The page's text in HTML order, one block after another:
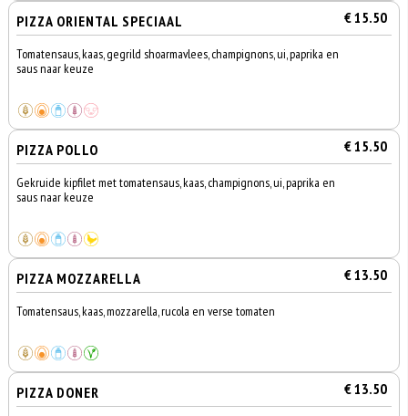
PIZZA ORIENTAL SPECIAAL € 15.50
Tomatensaus, kaas, gegrild shoarmavlees, champignons, ui, paprika en
saus naar keuze
PIZZA POLLO € 15.50
Gekruide kipfilet met tomatensaus, kaas, champignons, ui, paprika en
saus naar keuze
PIZZA MOZZARELLA € 13.50
Tomatensaus, kaas, mozzarella, rucola en verse tomaten
PIZZA DONER € 13.50